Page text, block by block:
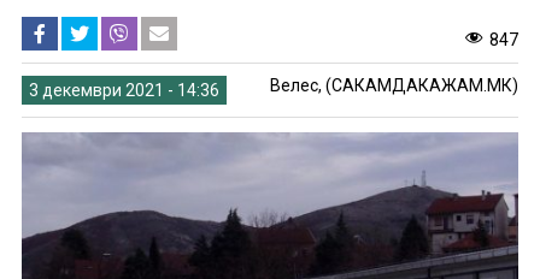
847
3 декември 2021 - 14:36 Велес, (САКАМДАКАЖАМ.МК)